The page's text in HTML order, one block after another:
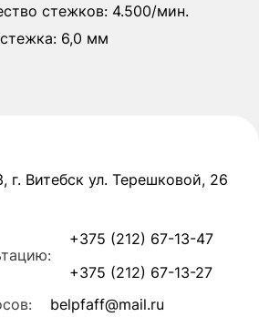
стежков: 4.500/мин.
6,0 мм
г. Витебск ул. Терешковой, 26
+375 (212) 67-13-47
+375 (212) 67-13-27
belpfaff@mail.ru